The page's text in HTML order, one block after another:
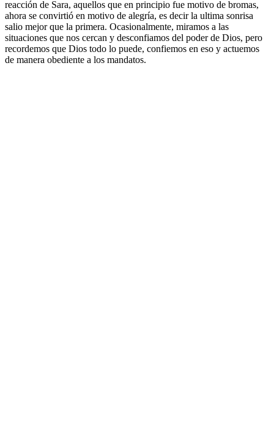
reacción de Sara, aquellos que en principio fue motivo de bromas,
ahora se convirtió en motivo de alegría, es decir la ultima sonrisa
salio mejor que la primera. Ocasionalmente, miramos a las
situaciones que nos cercan y desconfiamos del poder de Dios, pero
recordemos que Dios todo lo puede, confiemos en eso y actuemos
de manera obediente a los mandatos.